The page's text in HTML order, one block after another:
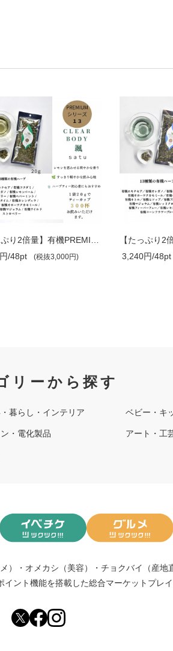
/48pt
(税抜3,000円)
3,240円/48pt
リーから探す
暮らし・インテリア ベビー・キ
・電化製品 アート・工
） ・ オメカシ（美容） ・ チョクバイ（産地
イント機能を搭載した総合マーケットプレイ